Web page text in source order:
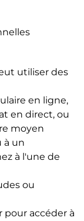
utiliser des
en ligne,
en direct, ou
moyen
à un
à l'une de
ou
accéder à